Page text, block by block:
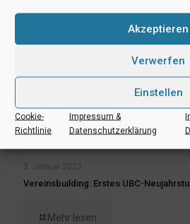
Akzeptieren
Verwerfen
Einstellen
Cookie-
Richtlinie
Impressum &
Datenschutzerklärung
3. Januar 2023
Vereinsbuilding: Erstes UBC-
Mehr lesen